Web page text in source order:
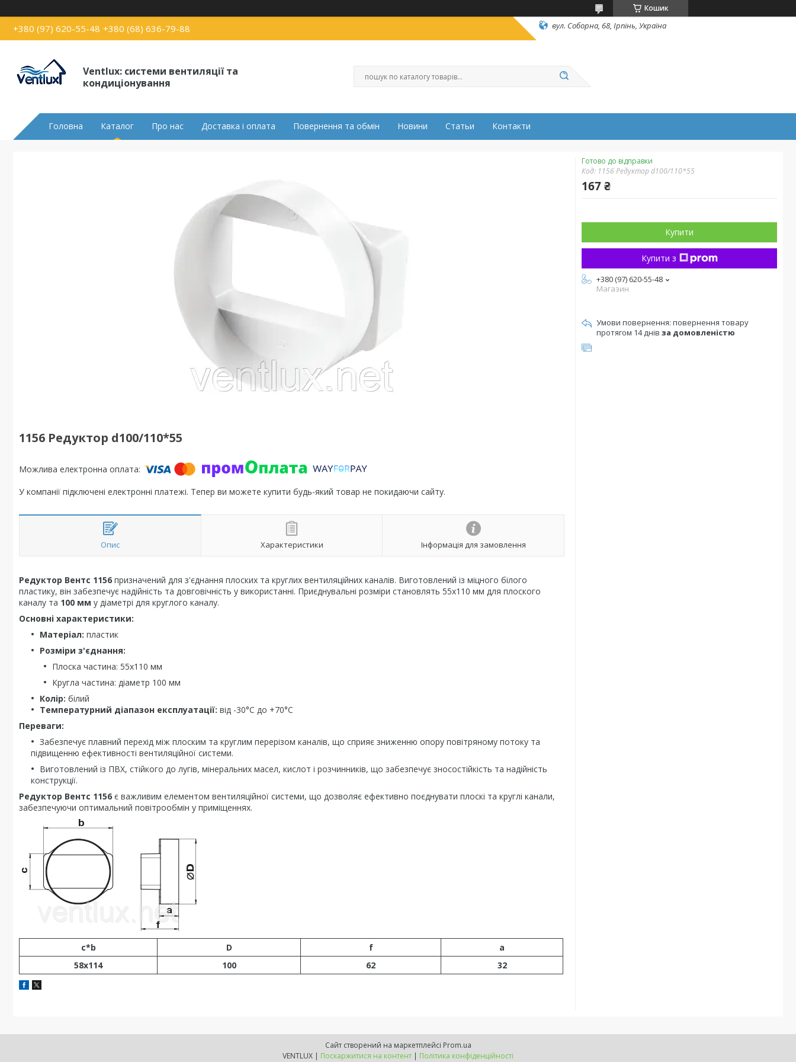
Кошик
+380 (97) 620-55-48 +380 (68) 636-79-88 вул. Соборна, 68, Ірпінь, Україна
Ventlux: системи вентиляції та
кондиціонування
Головна Каталог Про нас Доставка і оплата Повернення та обмін Новини Статьи Контакти
1156 Редуктор d100/110*55
У компанії підключені електронні платежі. Тепер ви можете купити будь-який товар не покидаючи сайту.
Опис Характеристики Інформація для замовлення
Редуктор Вентс 1156 призначений для з'єднання плоских та круглих вентиляційних каналів. Виготовлений із міцного білого
пластику, він забезпечує надійність та довговічність у використанні. Приєднувальні розміри становлять 55х110 мм для плоского
каналу та 100 мм у діаметрі для круглого каналу.
Основні характеристики:
Матеріал: пластик
Розміри з'єднання:
Плоска частина: 55х110 мм
Кругла частина: діаметр 100 мм
Колір: білий
Температурний діапазон експлуатації: від -30°C до +70°C
Переваги:
Забезпечує плавний перехід між плоским та круглим перерізом каналів, що сприяє зниженню опору повітряному потоку та
підвищенню ефективності вентиляційної системи.
Виготовлений із ПВХ, стійкого до лугів, мінеральних масел, кислот і розчинників, що забезпечує зносостійкість та надійність
конструкції.
Редуктор Вентс 1156 є важливим елементом вентиляційної системи, що дозволяє ефективно поєднувати плоскі та круглі канали,
забезпечуючи оптимальний повітрообмін у приміщеннях.
c*b D f
a
58x114
100 62 32
Готово до відправки
Код: 1156 Редуктор d100/110*55
167 ₴
Купити
Купити з
+380 (97) 620-55-48
Магазин
повернення товару
протягом 14 днів за домовленістю
Сайт створений на маркетплейсі Prom.ua
VENTLUX | Поскаржитися на контент | Політика конфіденційності